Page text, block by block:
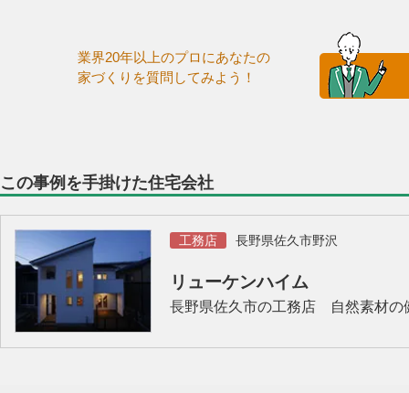
業界20年以上のプロにあなたの
家づくりを質問してみよう！
この事例を手掛けた住宅会社
工務店 長野県佐久市野沢
リューケンハイム
長野県佐久市の工務店 自然素材の